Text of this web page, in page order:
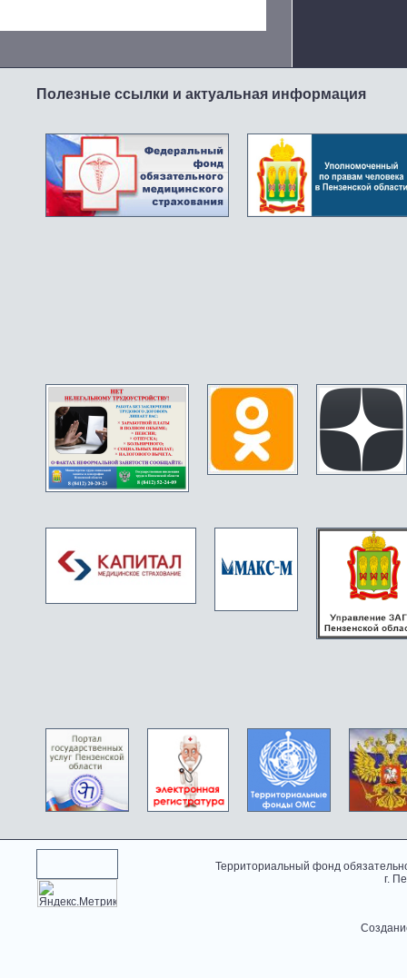
Полезные ссылки и актуальная информация
Территориальный фонд
г.